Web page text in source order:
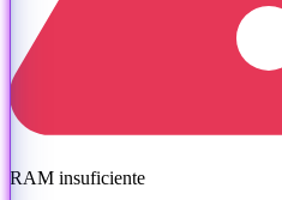
RAM insuficiente